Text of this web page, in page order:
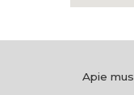
Apie mus